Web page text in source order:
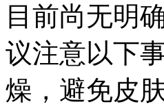
目前尚无明
议注意以下
燥，避免皮